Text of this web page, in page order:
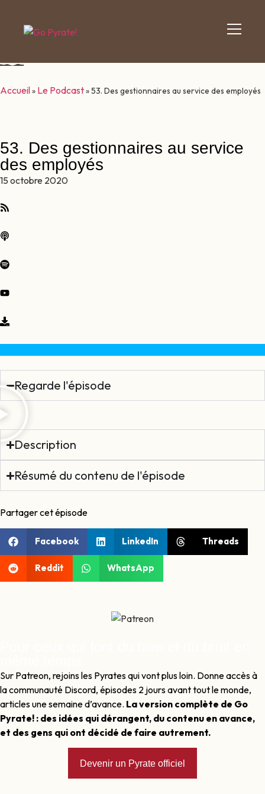
Accueil» Le Podcast»53. Des gestionnaires au service des employés
53. Des gestionnaires au service
des employés
15 octobre 2020
Regarde l'épisode
Description
Résumé du contenu de l'épisode
Partager cet épisode
Facebook LinkedIn Threads
Reddit WhatsApp
Sur Patreon, rejoins les Pyrates qui vont plus loin. Donne accès à
la communauté Discord, épisodes 2 jours avant tout le monde,
articles une semaine d’avance. La version complète de Go
Pyrate! : des idées qui dérangent, du contenu en avance,
et des gens qui ont décidé de faire autrement.
Devenir un Pyrate officiel